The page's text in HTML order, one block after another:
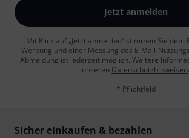
Jetzt anmelden
Mit Klick auf „Jetzt anmelden“ stimmen Sie dem
Werbung und einer Messung des E-Mail-
Abmeldung ist jederzeit möglich. Weitere
unseren Datenschutzhinweisen.
* Pflichtfeld
Sicher einkaufen & bezahlen